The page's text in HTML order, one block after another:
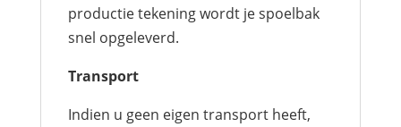
productie tekening wordt je spoelbak
snel opgeleverd.
Transport
Indien u geen eigen transport heeft,